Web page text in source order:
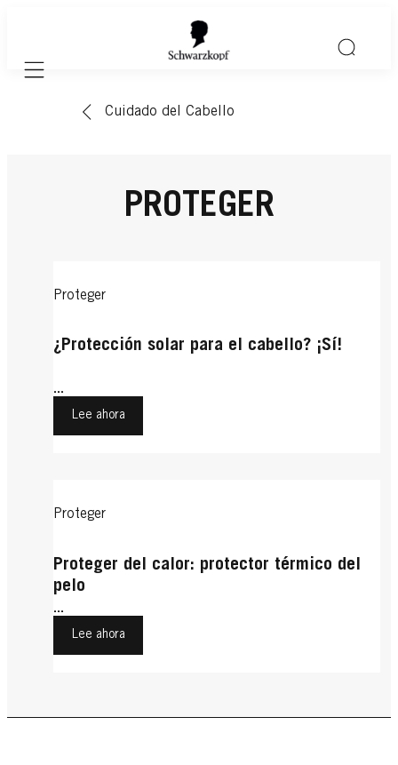
Mobile navigation
Cuidado del Cabello
PROTEGER
Proteger
¿Protección solar para el cabello? ¡Sí!
...
Lee ahora
Proteger
Proteger del calor: protector térmico del
pelo
...
Lee ahora